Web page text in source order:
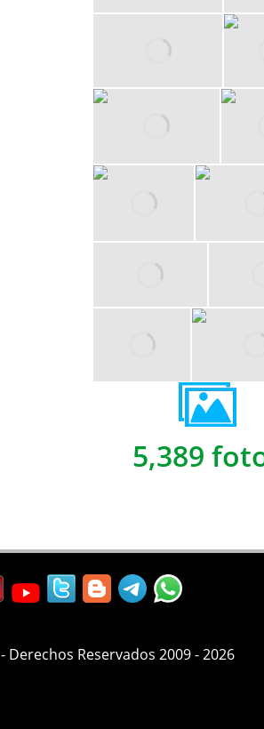
5,389
Derechos Reservados 2009 - 2026